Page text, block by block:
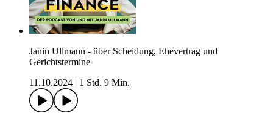
Janin Ullmann - über Scheidung, Ehevertrag und
Gerichtstermine
11.10.2024
1 Std. 9 Min.